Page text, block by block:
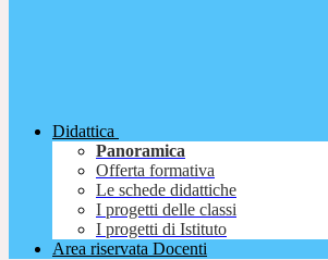
Didattica
Panoramica
Offerta formativa
Le schede didattiche
I progetti delle classi
I progetti di Istituto
Area riservata Docenti